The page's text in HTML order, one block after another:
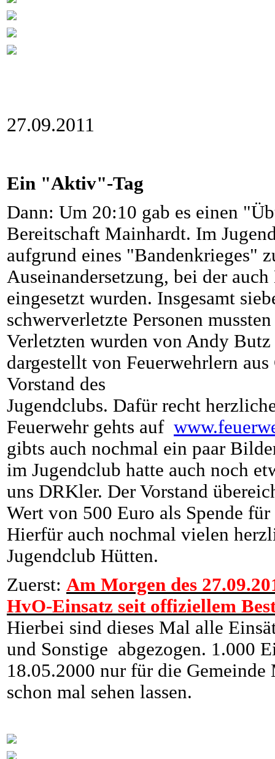
27.09.2011
Ein "Aktiv"-Tag
Dann: Um 20:10 gab es einen
Bereitschaft Mainhardt. Im
aufgrund eines "Bandenkrieges"
Auseinandersetzung, bei der
eingesetzt wurden. Insgesamt
schwerverletzte Personen
Verletzten wurden von Andy
dargestellt von Feuerwehrlern
Vorstand des
Jugendclubs. Dafür recht
Feuerwehr gehts auf
gibts auch nochmal ein paar
im Jugendclub hatte auch noch
uns DRKler. Der Vorstand
Wert von 500 Euro als Spende
Hierfür auch nochmal vielen
Jugendclub Hütten.
Zuerst: Am Morgen des
HvO-Einsatz seit offiziellem
Hierbei sind dieses Mal alle
und Sonstige abgezogen. 1.000
18.05.2000 nur für die
schon mal sehen lassen.